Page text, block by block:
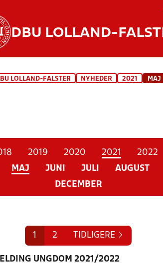
DBU LOLLAND-
LOLLAND-FALSTER NYHEDER 2021 MAJ
2019 2020 2021 2022
MAJ JUNI JULI AUGUST
DECEMBER
1 2 TIDLIGERE
UNGDOM 2021/2022